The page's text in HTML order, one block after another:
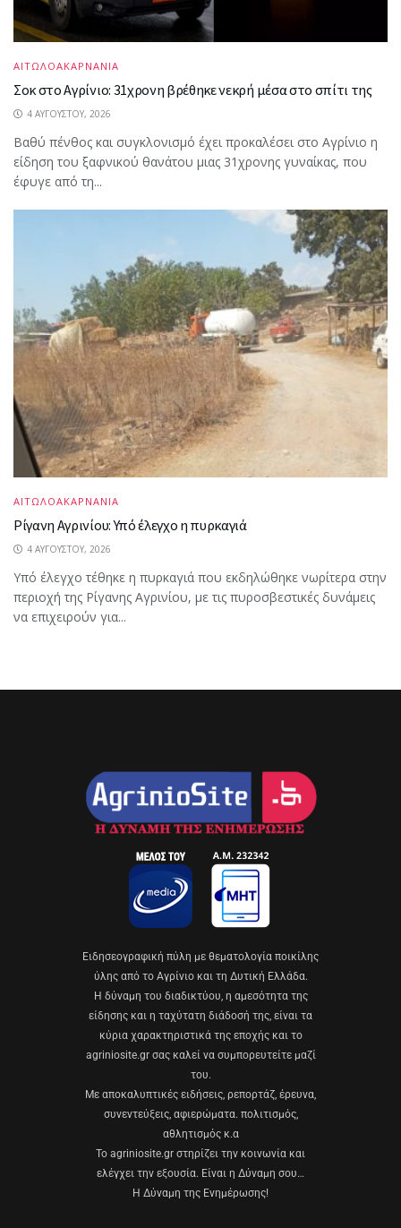
ΑΙΤΩΛΟΑΚΑΡΝΑΝΙΑ
Σοκ στο Αγρίνιο: 31χρονη βρέθηκε νεκρή μέσα στο σπίτι της
4 ΑΥΓΟΎΣΤΟΥ, 2026
Βαθύ πένθος και συγκλονισμό έχει προκαλέσει στο Αγρίνιο η
είδηση του ξαφνικού θανάτου μιας 31χρονης γυναίκας, που
έφυγε από τη...
ΑΙΤΩΛΟΑΚΑΡΝΑΝΙΑ
Ρίγανη Αγρινίου: Υπό έλεγχο η πυρκαγιά
4 ΑΥΓΟΎΣΤΟΥ, 2026
Υπό έλεγχο τέθηκε η πυρκαγιά που εκδηλώθηκε νωρίτερα στην
περιοχή της Ρίγανης Αγρινίου, με τις πυροσβεστικές δυνάμεις
να επιχειρούν για...
Eιδησεογραφική πύλη με θεματολογία ποικίλης
ύλης από το Αγρίνιο και τη Δυτική Ελλάδα.
Η δύναμη του διαδικτύου, η αμεσότητα της
είδησης και η ταχύτατη διάδοσή της, είναι τα
κύρια χαρακτηριστικά της εποχής και το
agriniosite.gr σας καλεί να συμπορευτείτε μαζί
του.
Με αποκαλυπτικές ειδήσεις, ρεπορτάζ, έρευνα,
συνεντεύξεις, αφιερώματα. πολιτισμός,
αθλητισμός κ.α
Το agriniosite.gr στηρίζει την κοινωνία και
ελέγχει την εξουσία. Είναι η Δύναμη σου…
Η Δύναμη της Ενημέρωσης!